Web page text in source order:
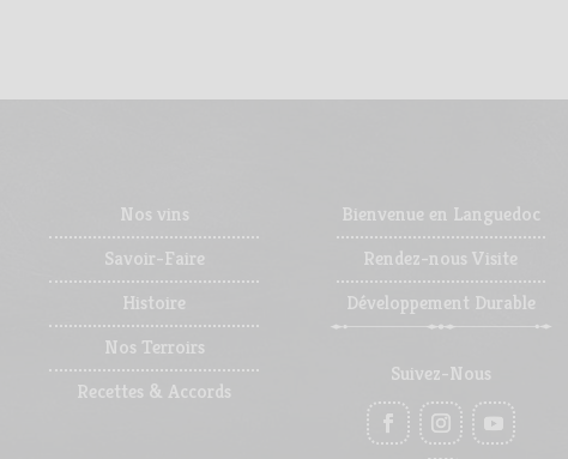
Nos vins
Savoir-Faire
Histoire
Nos Terroirs
Recettes & Accords
Bienvenue en Languedoc
Rendez-nous Visite
Développement Durable
Suivez-Nous